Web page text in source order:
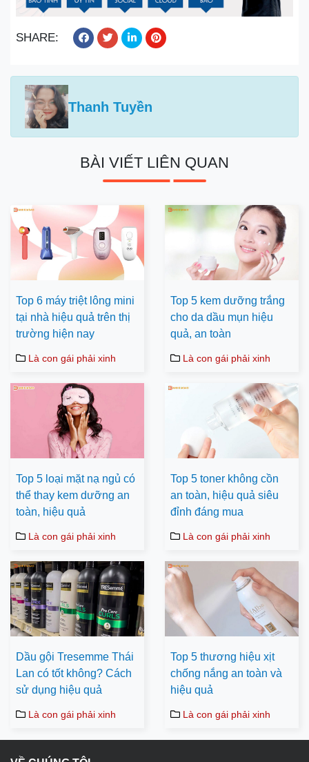
SHARE:
Thanh Tuyền
BÀI VIẾT LIÊN QUAN
Top 6 máy triệt lông mini
tại nhà hiệu quả trên thị
trường hiện nay
Là con gái phải xinh
Top 5 kem dưỡng trắng
cho da dầu mụn hiệu
quả, an toàn
Là con gái phải xinh
Top 5 loại mặt nạ ngủ có
thể thay kem dưỡng an
toàn, hiệu quả
Là con gái phải xinh
Top 5 toner không cồn
an toàn, hiệu quả siêu
đỉnh đáng mua
Là con gái phải xinh
Dầu gội Tresemme Thái
Lan có tốt không? Cách
sử dụng hiệu quả
Là con gái phải xinh
Top 5 thương hiệu xịt
chống nắng an toàn và
hiệu quả
Là con gái phải xinh